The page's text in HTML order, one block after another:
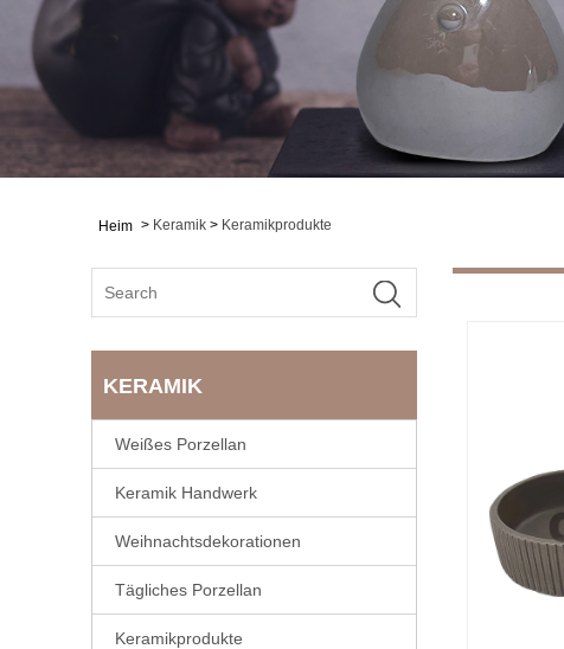
Heim > Keramik > Keramikprodukte
KERAMIK
Weißes Porzellan
Keramik Handwerk
Weihnachtsdekorationen
Tägliches Porzellan
Keramikprodukte